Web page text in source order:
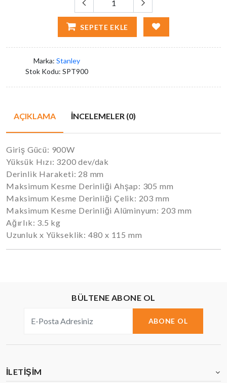
SEPETE EKLE
Marka: Stanley
Stok Kodu: SPT900
AÇIKLAMA İNCELEMELER (0)
Giriş Gücü: 900W
Yüksük Hızı: 3200 dev/dak
Derinlik Haraketi: 28 mm
Maksimum Kesme Derinliği Ahşap: 305 mm
Maksimum Kesme Derinliği Çelik: 203 mm
Maksimum Kesme Derinliği Alüminyum: 203 mm
Ağırlık: 3.5 kg
Uzunluk x Yükseklik: 480 x 115 mm
BÜLTENE ABONE OL
ABONE OL
İLETIŞIM